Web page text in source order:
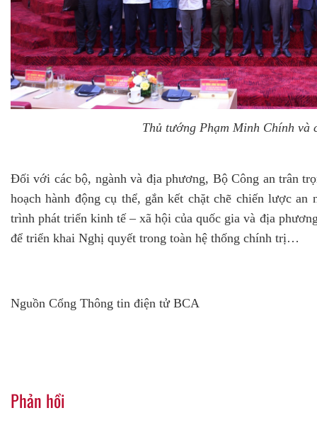
Thủ tướng Phạm Minh Chính và
Đối với các bộ, ngành và địa phương, Bộ Công an trân
hoạch hành động cụ thể, gắn kết chặt chẽ chiến lược
trình phát triển kinh tế – xã hội của quốc gia và địa
để triển khai Nghị quyết trong toàn hệ thống chính trị…
Nguồn Cổng Thông tin điện tử BCA
Phản hồi